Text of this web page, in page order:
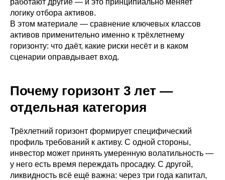
работают другие — и это принципиально меняет
логику отбора активов.
В этом материале — сравнение ключевых классов
активов применительно именно к трёхлетнему
горизонту: что даёт, какие риски несёт и в каком
сценарии оправдывает вход.
Почему горизонт 3 лет —
отдельная категория
Трёхлетний горизонт формирует специфический
профиль требований к активу. С одной стороны,
инвестор может принять умеренную волатильность —
у него есть время переждать просадку. С другой,
ликвидность всё ещё важна: через три года капитал,